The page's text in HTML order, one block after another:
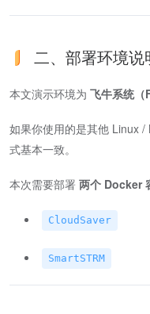
二、部署环境说
本文演示环境为 飞牛系统（
如果你使用的是其他 Linux
式基本一致。
本次需要部署 两个 Docker
CloudSaver
SmartSTRM